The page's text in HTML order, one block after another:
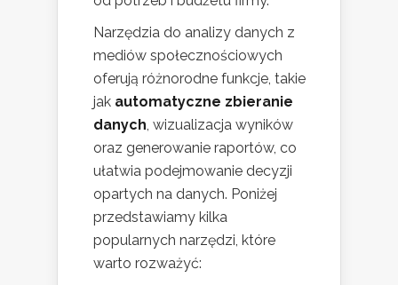
Narzędzia do analizy danych z
mediów społecznościowych
oferują różnorodne funkcje, takie
jak automatyczne zbieranie
danych , wizualizacja wyników
oraz generowanie raportów, co
ułatwia podejmowanie decyzji
opartych na danych. Poniżej
przedstawiamy kilka
popularnych narzędzi, które
warto rozważyć: